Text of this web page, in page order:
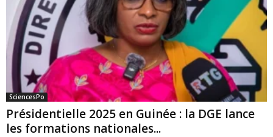
SciencesPo
Présidentielle 2025 en Guinée : la DGE lance
les formations nationales...